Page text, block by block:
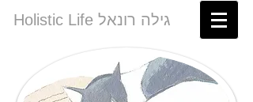
Holistic Life גילה רונאל